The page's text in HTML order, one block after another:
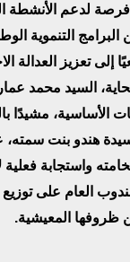
لدعم الأنشطة
التنموية
إلى تعزيز العدالة
السيد محمد
الأساسية، مشيدًا
هندو بنت سمته،
واستجابة فعلية
العام على توزيع
ظروفها المعيشية.